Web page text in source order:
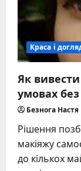
Краса і
Як
умовах без
Безнога Настя
Рішення
макіяжу
до кількох